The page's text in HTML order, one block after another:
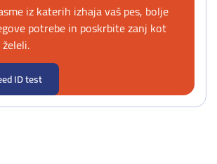
iz katerih izhaja vaš pes, bolje
potrebe in poskrbite zanj kot
ID test